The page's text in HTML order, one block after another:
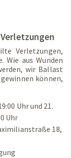
Ver­let­zun­gen,
Wie aus Wun­den
wir Bal­last
kön­nen,
Uhr und 21.
Uhr
18,